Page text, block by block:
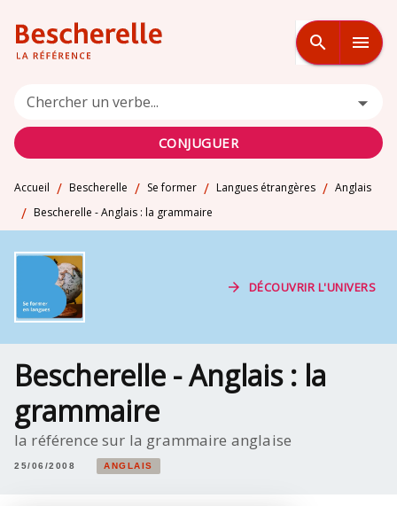
MENU RECHERCHE
PIED DE PAGE
search menu
Chercher un verbe...
CONJUGUER
Accueil / Bescherelle / Se former / Langues étrangères / Anglais
/ Bescherelle - Anglais : la grammaire
arrow_forward DÉCOUVRIR L'UNIVERS
Bescherelle - Anglais : la
grammaire
la référence sur la grammaire anglaise
25/06/2008 ANGLAIS